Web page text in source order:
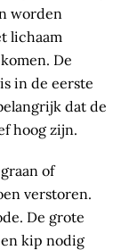
worden
lichaam
De
in de eerste
dat de
hoog zijn.
of
verstoren.
De grote
kip nodig